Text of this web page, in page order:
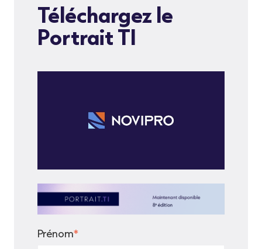
Téléchargez le
Portrait TI
Prénom*